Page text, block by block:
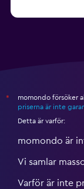
*
momondo försöker
priserna är inte
Detta är varför:
momondo är
Vi samlar
Varför är inte